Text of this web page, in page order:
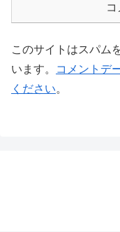
このサイトはスパム
います。
コメントデ
ください。